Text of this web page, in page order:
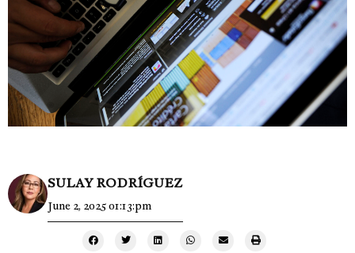
SULAY RODRÍGUEZ
June 2, 2025 01:13:pm